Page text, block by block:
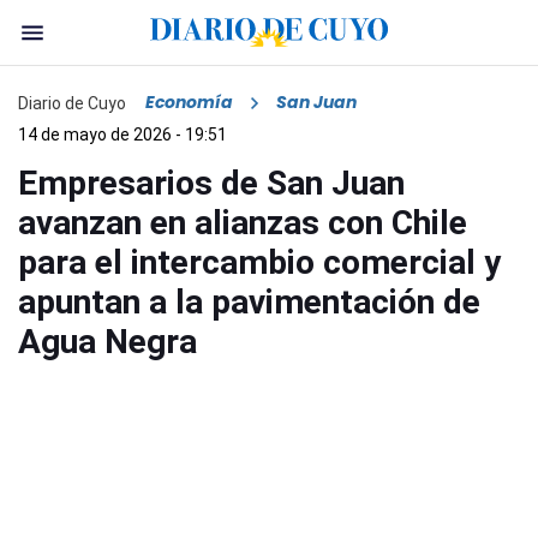
Diario de Cuyo Economía San Juan
14 de mayo de 2026 - 19:51
Empresarios de San Juan
avanzan en alianzas con Chile
para el intercambio comercial y
apuntan a la pavimentación de
Agua Negra